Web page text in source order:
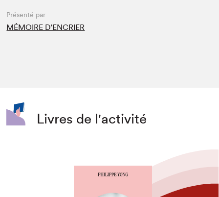
Présenté par
MÉMOIRE D'ENCRIER
Livres de l'activité